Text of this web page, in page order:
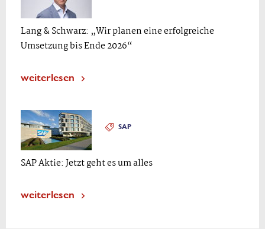
Lang & Schwarz: „Wir planen eine erfolgreiche
Umsetzung bis Ende 2026“
weiterlesen
SAP
SAP Aktie: Jetzt geht es um alles
weiterlesen